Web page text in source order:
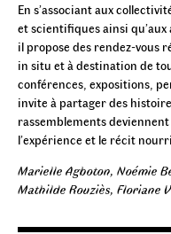
En s’associant aux
et scientifiques ainsi qu’aux
il propose des rendez-vous
in situ et à destination de
conférences, expositions,
invite à partager des
rassemblements
l’expérience et le récit
Marielle Agboton, Noémie
Mathilde Rouziès, Floriane